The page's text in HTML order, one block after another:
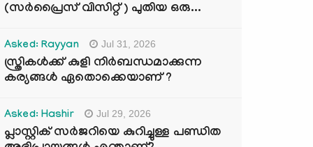
(സർപ്രൈസ് വിസിറ്റ് ) പുതിയ ഒരു...
Asked: Rayyan Jul 31, 2026
സ്ത്രികൾക്ക് കുളി നിർബന്ധമാക്കുന്ന
കര്യങ്ങൾ ഏതൊക്കെയാണ് ?
Asked: Hashir Jul 29, 2026
പ്ലാസ്റ്റിക് സർജറിയെ കുറിച്ചുള്ള പണ്ഡിത